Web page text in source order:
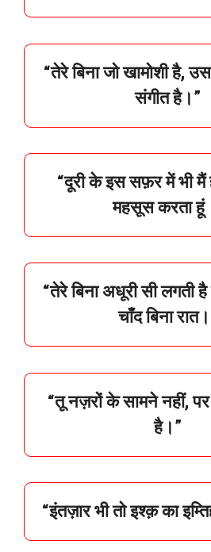
“तेरेबिनाजोखामोशीहै,
संगीतहै।”
“दूरीकेइससफ़रमेंभीमैं
महसूसकरता
“तेरेबिनाअधूरीसीलगतीहै
चाँदबिना
“तूनज़रोंकेसामनेनहीं,
है।”
“इंतज़ारभीतोइश्क़का